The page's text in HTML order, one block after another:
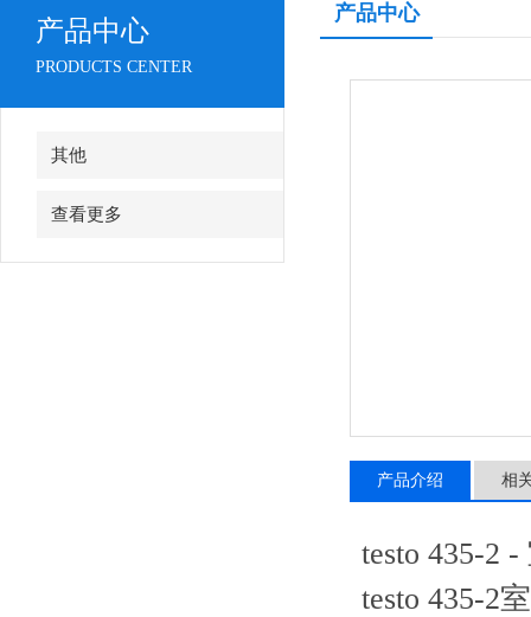
产品中心
PRODUCTS CENTER
其他
查看更多
产品中心
产品介绍 相
testo 435-2
testo 435-2